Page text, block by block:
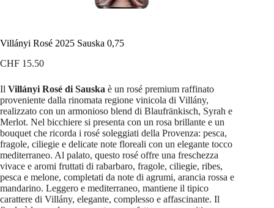
Villányi Rosé 2025 Sauska 0,75
CHF 15.50
Il Villányi Rosé di Sauska è un rosé premium raffinato
proveniente dalla rinomata regione vinicola di Villány,
realizzato con un armonioso blend di Blaufränkisch, Syrah e
Merlot. Nel bicchiere si presenta con un rosa brillante e un
bouquet che ricorda i rosé soleggiati della Provenza: pesca,
fragole, ciliegie e delicate note floreali con un elegante tocco
mediterraneo. Al palato, questo rosé offre una freschezza
vivace e aromi fruttati di rabarbaro, fragole, ciliegie, ribes,
pesca e melone, completati da note di agrumi, arancia rossa e
mandarino. Leggero e mediterraneo, mantiene il tipico
carattere di Villány, elegante, complesso e affascinante. Il